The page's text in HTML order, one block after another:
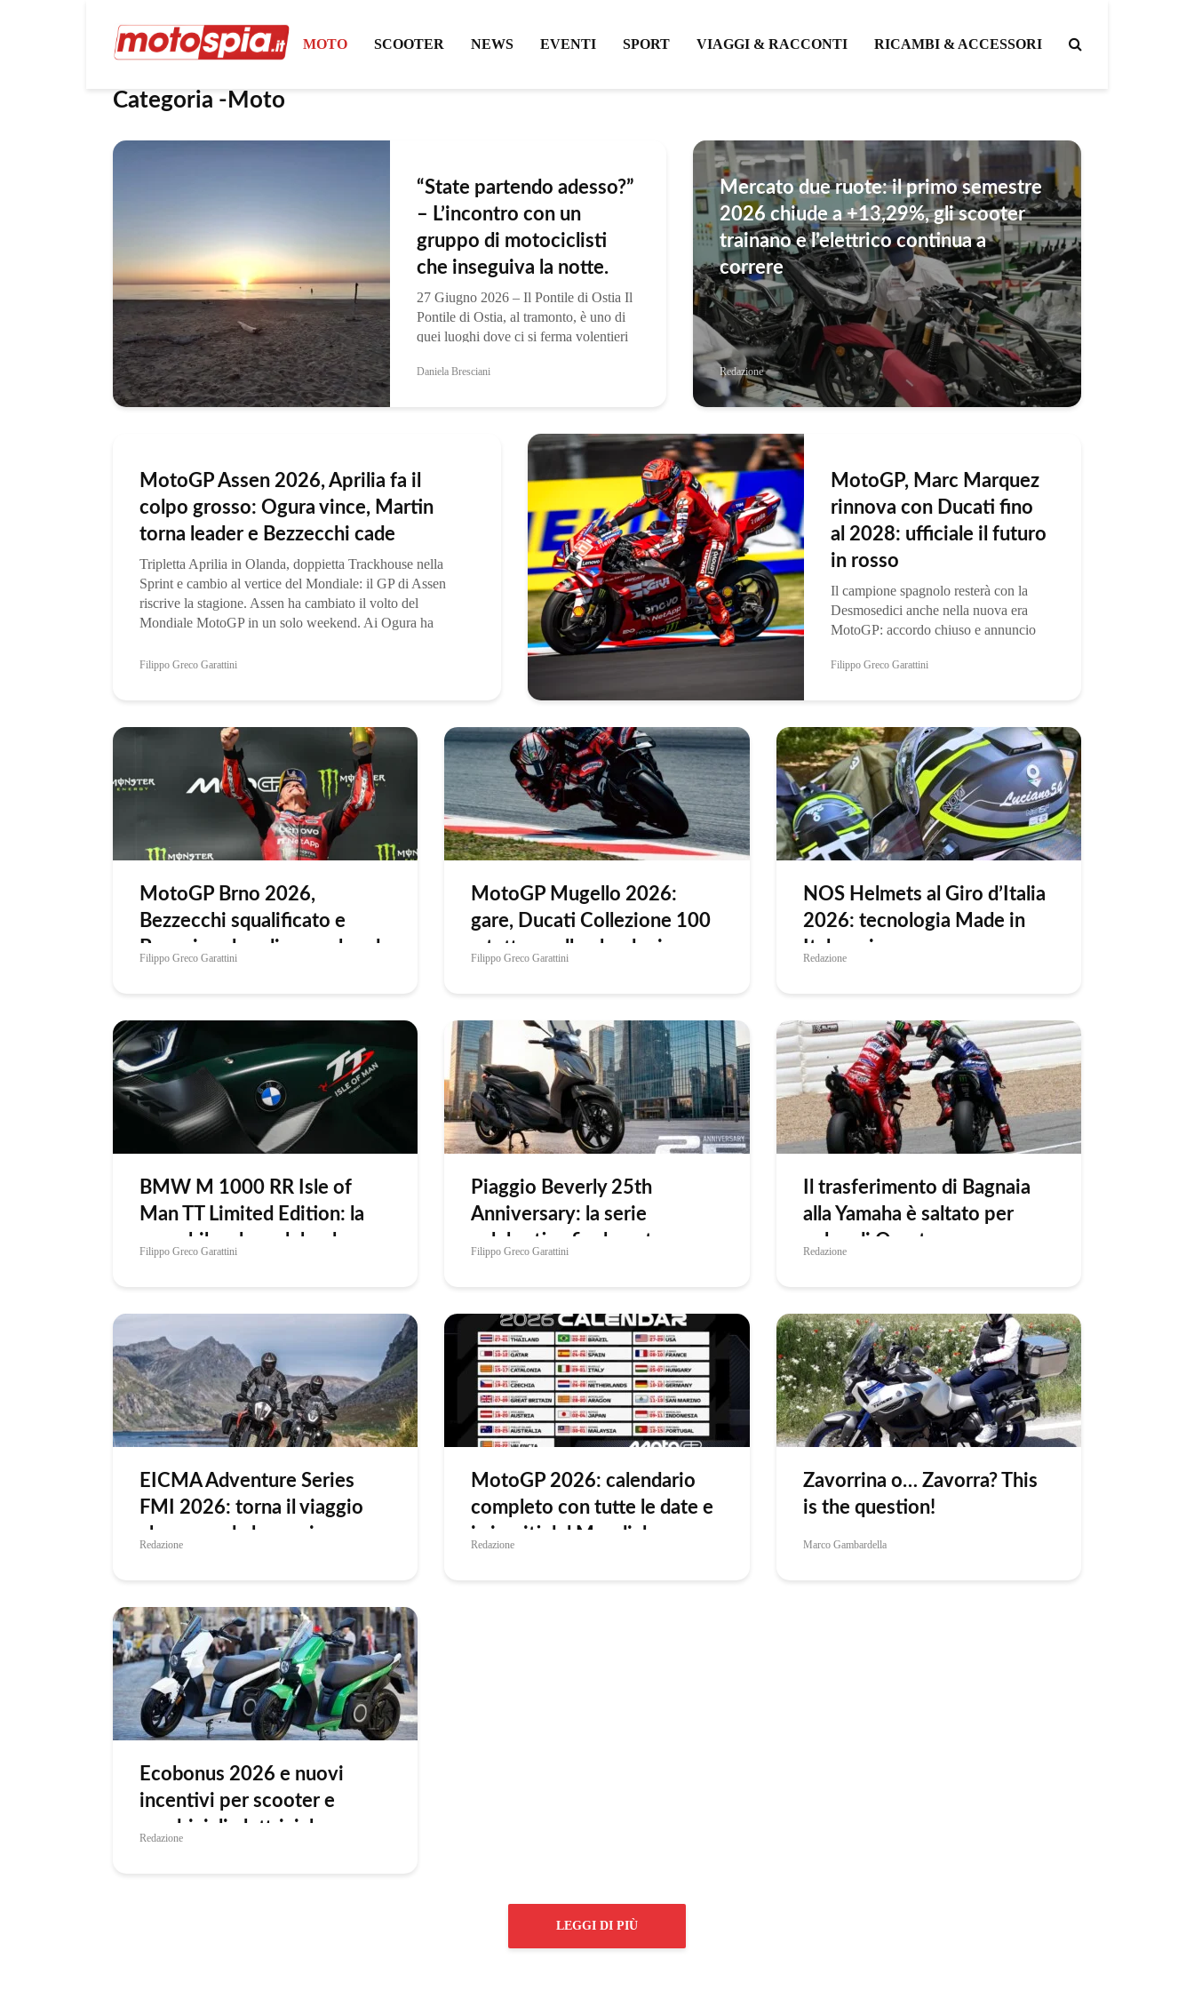
MOTO SCOOTER NEWS EVENTI SPORT VIAGGI & RACCONTI RICAMBI & ACCESSORI
Categoria -Moto
“State partendo adesso?”
– L’incontro con un
gruppo di motociclisti
che inseguiva la notte.
27 Giugno 2026 – Il Pontile di Ostia Il
Pontile di Ostia, al tramonto, è uno di
quei luoghi dove ci si ferma volentieri
passeggia, chi fotografa il Sole che
Daniela Bresciani
Mercato due ruote: il primo semestre
2026 chiude a +13,29%, gli scooter
trainano e l’elettrico continua a
correre
Redazione
MotoGP Assen 2026, Aprilia fa il
colpo grosso: Ogura vince, Martin
torna leader e Bezzecchi cade
Tripletta Aprilia in Olanda, doppietta Trackhouse nella
Sprint e cambio al vertice del Mondiale: il GP di Assen
riscrive la stagione. Assen ha cambiato il volto del
Mondiale MotoGP in un solo weekend. Ai Ogura ha
Filippo Greco Garattini
MotoGP, Marc Marquez
rinnova con Ducati fino
al 2028: ufficiale il futuro
in rosso
Il campione spagnolo resterà con la
Desmosedici anche nella nuova era
MotoGP: accordo chiuso e annuncio
resterà in Ducati fino alla fine del
Filippo Greco Garattini
MotoGP Brno 2026,
Bezzecchi squalificato e
Bagnaia sul podio: weekend
Filippo Greco Garattini
MotoGP Mugello 2026:
gare, Ducati Collezione 100
e tutto quello che devi
Filippo Greco Garattini
NOS Helmets al Giro d’Italia
2026: tecnologia Made in
Italy e sicurezza
Redazione
BMW M 1000 RR Isle of
Man TT Limited Edition: la
superbike che celebra la
Filippo Greco Garattini
Piaggio Beverly 25th
Anniversary: la serie
celebrativa finalmente su
Filippo Greco Garattini
Il trasferimento di Bagnaia
alla Yamaha è saltato per
colpa di Quartararo
Redazione
EICMA Adventure Series
FMI 2026: torna il viaggio
che accende la passione
Redazione
MotoGP 2026: calendario
completo con tutte le date e
i circuiti del Mondiale
Redazione
Zavorrina o… Zavorra? This
is the question!
Marco Gambardella
Ecobonus 2026 e nuovi
incentivi per scooter e
quadricicli elettrici: le
Redazione
LEGGI DI PIÙ